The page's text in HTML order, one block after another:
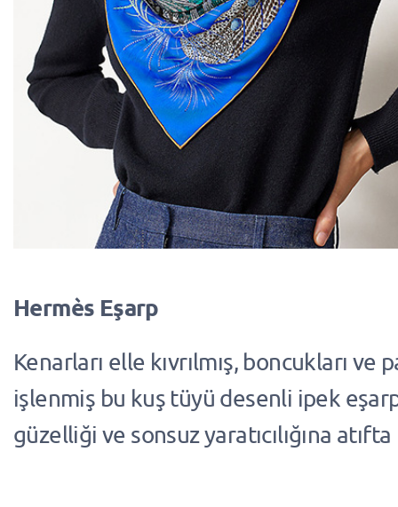
Hermès Eşarp
Kenarları elle kıvrılmış, boncukları ve
işlenmiş bu kuş tüyü desenli ipek
güzelliği ve sonsuz yaratıcılığına